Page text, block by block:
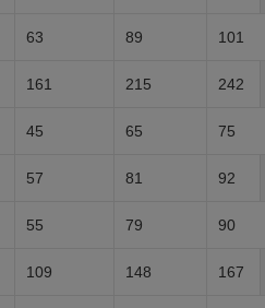
63 89 101
161 215 242
45 65 75
57 81 92
55 79 90
109 148 167